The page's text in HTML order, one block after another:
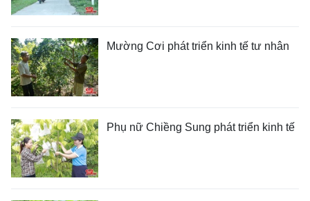
Mường Cơi phát triển kinh tế tư nhân
Phụ nữ Chiềng Sung phát triển kinh tế